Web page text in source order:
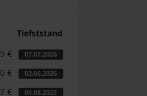
Tiefststand
€ 07.07.2026
€ 02.06.2026
€ 06.08.2025